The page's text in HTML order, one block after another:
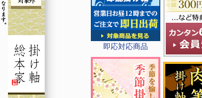
即応対応商品